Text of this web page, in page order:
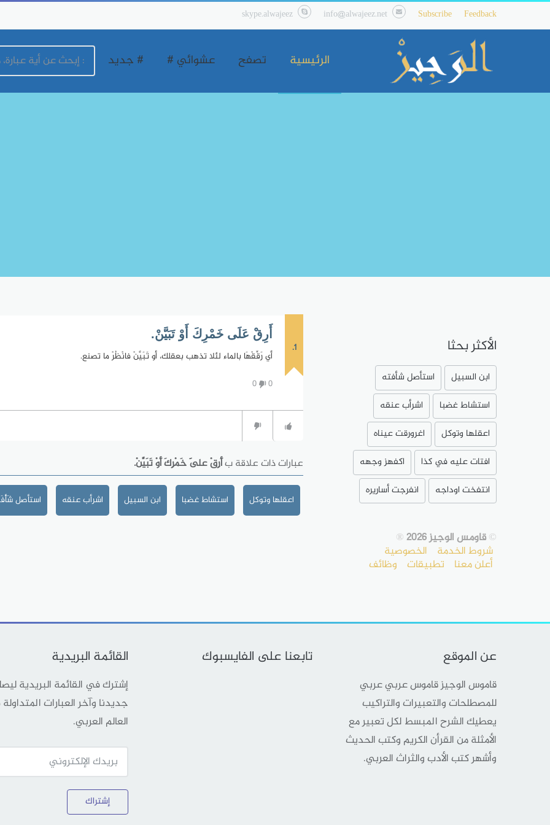
Feedback
Subscribe
info@alwajeez.net
skype.alwajeez
الرئيسية تصفح عشوائي # # جديد
1.
أَرِقْ عَلَى خَمْرِكَ أَوْ تَبَيَّنْ.
أي رَقِّقْهَا بالماء لئلا تذهب بعقلك، أو تَبَيَّنْ فانْظُرْ ما تصنع.
0
0
عبارات ذات علاقة بأَرِقْ عَلَى خَمْرِكَ أَوْ تَبَيَّنْ.
اعقلها وتوكل استشاط غضبا ابن السبيل اشرأب عنقه استأصل
الأكثر بحثا
ابن السبيل
استأصل شأفته
استشاط غضبا
اشرأب عنقه
اعقلها وتوكل
اغرورقت عيناه
افتات عليه في كذا
اكفهز وجهه
انتفخت اوداجه
انفرجت أساريره
©قاومس الوجيز 2026 ®
شروط الخدمة الخصوصية
أعلن معنا تطبيقات وظائف
عن الموقع
قاموس الوجيز قاموس عربي عربي
للمصطلحات والتعبيرات والتراكيب
يعطيك الشرح المبسط لكل تعبير مع
الأمثلة من القرأن الكريم وكتب الحديث
وأشهر كتب الأدب والثراث العربي.
تابعنا على الفايسبوك القائمة البريدية
إشترك في القائمة البريدية
جديدنا وآخر العبارات
العالم العربي.
إشتراك